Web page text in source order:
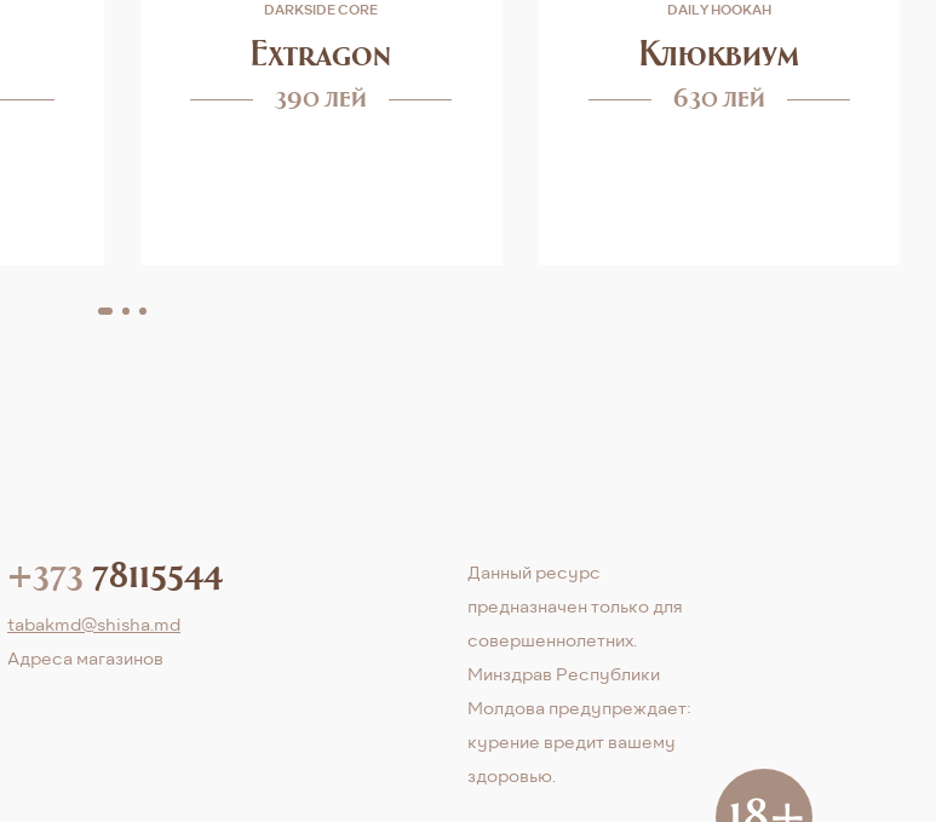
DARKSIDE CORE
Extragon
390 лей
DAILY HOOKAH
Клюквиум
630 лей
+373 78115544
tabakmd@shisha.md
Aдреса магазинов
Данный ресурс
предназначен только для
совершеннолетних.
Минздрав Республики
Молдова предупреждает:
курение вредит вашему
здоровью.